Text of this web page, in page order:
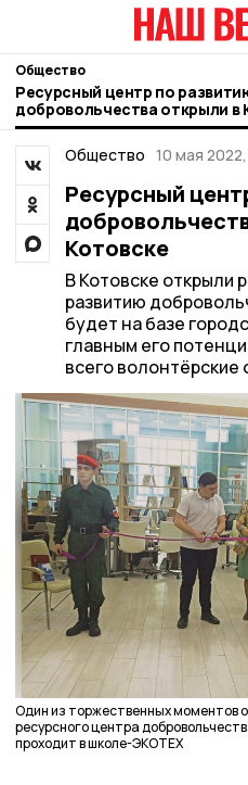
Общество
Ресурсный центр по
добровольчества открыли в
Общество 10 мая
Ресурсный
Котовске
В Котовске открыли
развитию
будет на базе
главным его
всего волонтёрские
Один из торжественных моментов
ресурсного центра
проходит в школе-ЭКОТЕХ